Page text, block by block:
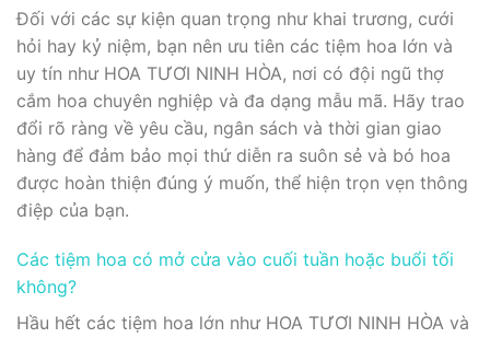
Đối với các sự kiện quan trọng như khai trương, cưới
hỏi hay kỷ niệm, bạn nên ưu tiên các tiệm hoa lớn và
uy tín như HOA TƯƠI NINH HÒA, nơi có đội ngũ thợ
cắm hoa chuyên nghiệp và đa dạng mẫu mã. Hãy trao
đổi rõ ràng về yêu cầu, ngân sách và thời gian giao
hàng để đảm bảo mọi thứ diễn ra suôn sẻ và bó hoa
được hoàn thiện đúng ý muốn, thể hiện trọn vẹn thông
điệp của bạn.
Các tiệm hoa có mở cửa vào cuối tuần hoặc buổi tối
không?
Hầu hết các tiệm hoa lớn như HOA TƯƠI NINH HÒA và